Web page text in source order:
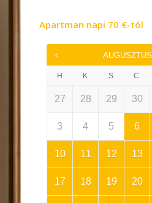
Apartman napi 70 €-tól
AUGUSZTUS
H K S C
27 28 29 30
3 4 5 6
10 11 12 13
17 18 19 20